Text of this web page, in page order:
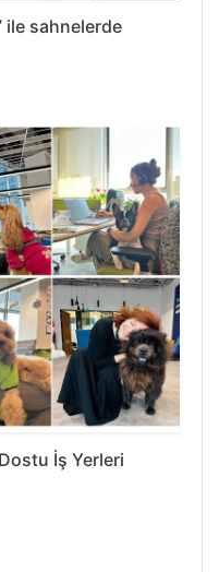
ile sahnelerde
İş Yerleri